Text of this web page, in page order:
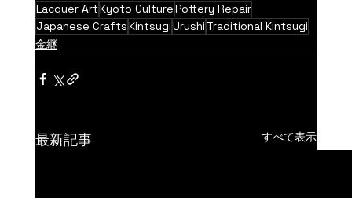
Lacquer ArtKyoto CulturePottery Repair
Japanese CraftsKintsugiUrushi Traditional Kintsugi
金継
最新記事 すべて表示